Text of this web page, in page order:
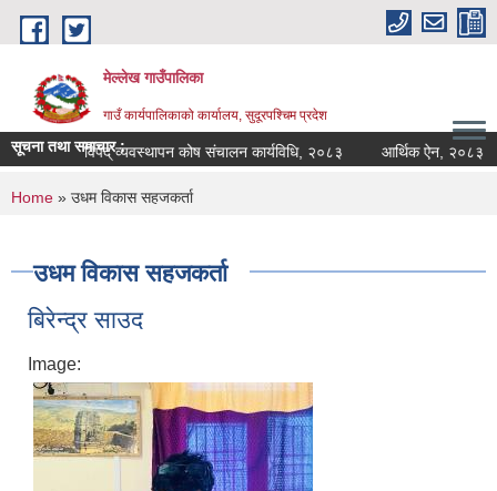
Skip to main content
मेल्लेख गाउँपालिका
गाउँ कार्यपालिकाको कार्यालय, सुदूरपश्चिम प्रदेश
सूचना तथा समाचार :
विपद् व्यवस्थापन कोष संचालन कार्यविधि, २०८३ आर्थिक ऐन, २०८३
You are here
Home » उधम विकास सहजकर्ता
उधम विकास सहजकर्ता
बिरेन्द्र साउद
Image: